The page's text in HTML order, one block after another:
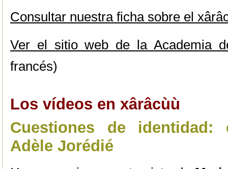
Consultar nuestra ficha sobre el
Ver el sitio web de la Academia
francés)
Los vídeos en xârâcùù
Cuestiones de identidad:
Adèle Jorédié